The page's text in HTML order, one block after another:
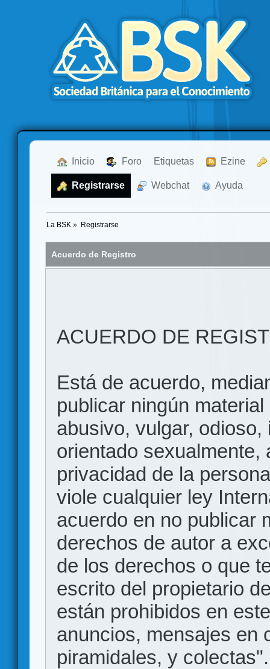
Inicio Foro Etiquetas Ezine
Registrarse Webchat Ayuda
La BSK » Registrarse
Acuerdo de Registro
ACUERDO DE
Está de acuerdo,
publicar ningún
abusivo, vulgar,
orientado sexualmente,
privacidad de la
viole cualquier ley
acuerdo en no publicar
derechos de autor a
de los derechos o que
escrito del propietario
están prohibidos en
anuncios, mensajes en
piramidales, y colectas".